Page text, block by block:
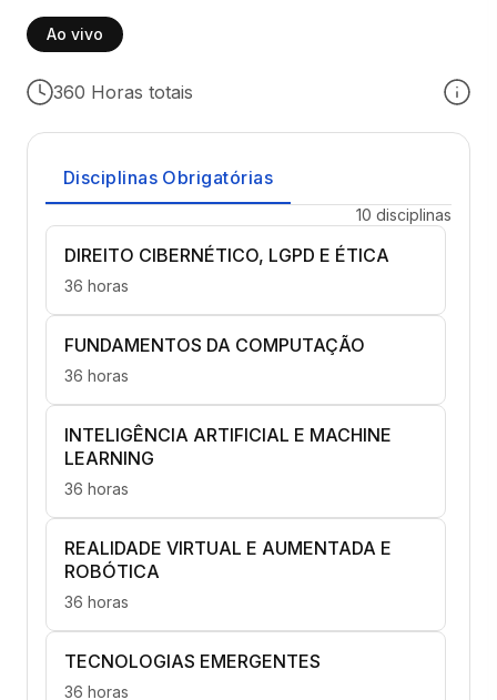
Ao vivo
360 Horas totais
Disciplinas Obrigatórias
10 disciplinas
DIREITO CIBERNÉTICO, LGPD E ÉTICA
36 horas
FUNDAMENTOS DA COMPUTAÇÃO
36 horas
INTELIGÊNCIA ARTIFICIAL E MACHINE
LEARNING
36 horas
REALIDADE VIRTUAL E AUMENTADA E
ROBÓTICA
36 horas
TECNOLOGIAS EMERGENTES
36 horas